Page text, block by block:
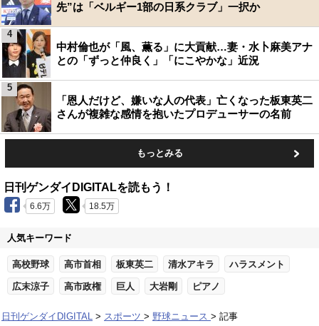
先”は「ベルギー1部の日系クラブ」一択か
中村倫也が「風、薫る」に大貢献…妻・水卜麻美アナ
との「ずっと仲良く」「にこやかな」近況
4
「恩人だけど、嫌いな人の代表」亡くなった板東英二
さんが複雑な感情を抱いたプロデューサーの名前
5
もっとみる
日刊ゲンダイDIGITALを読もう！
6.6万 18.5万
人気キーワード
高校野球 高市首相 板東英二 清水アキラ ハラスメント
広末涼子 高市政権 巨人 大岩剛 ピアノ
日刊ゲンダイDIGITAL スポーツ 野球ニュース 記事